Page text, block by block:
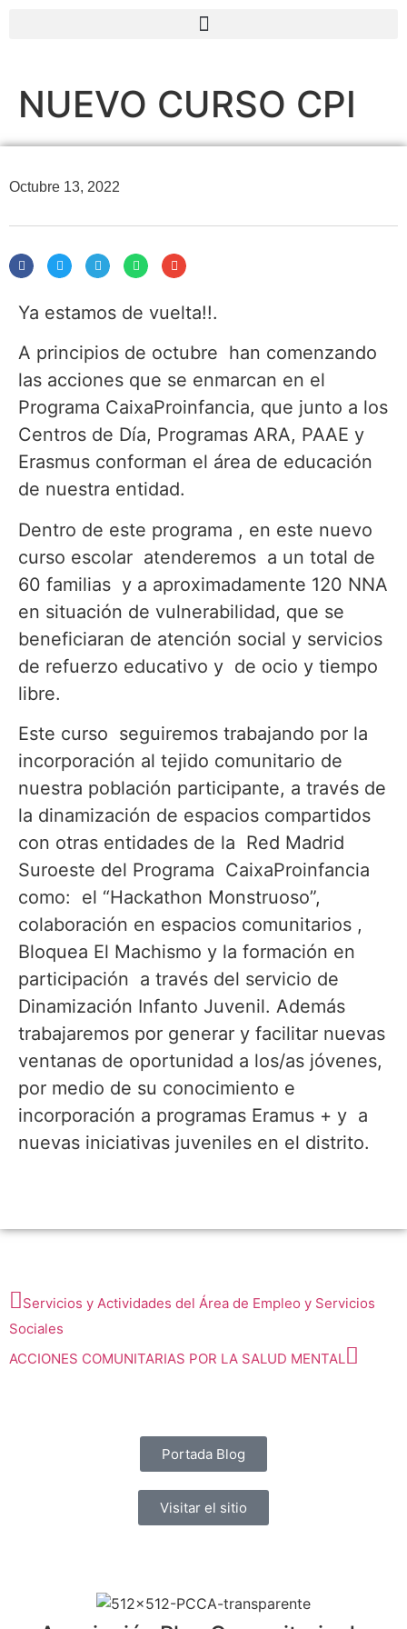
NUEVO CURSO CPI
Octubre 13, 2022
Ya estamos de vuelta!!.
A principios de octubre han comenzando
las acciones que se enmarcan en el
Programa CaixaProinfancia, que junto a los
Centros de Día, Programas ARA, PAAE y
Erasmus conforman el área de educación
de nuestra entidad.
Dentro de este programa , en este nuevo
curso escolar atenderemos a un total de
60 familias y a aproximadamente 120 NNA
en situación de vulnerabilidad, que se
beneficiaran de atención social y servicios
de refuerzo educativo y de ocio y tiempo
libre.
Este curso seguiremos trabajando por la
incorporación al tejido comunitario de
nuestra población participante, a través de
la dinamización de espacios compartidos
con otras entidades de la Red Madrid
Suroeste del Programa CaixaProinfancia
como: el “Hackathon Monstruoso”,
colaboración en espacios comunitarios ,
Bloquea El Machismo y la formación en
participación a través del servicio de
Dinamización Infanto Juvenil. Además
trabajaremos por generar y facilitar nuevas
ventanas de oportunidad a los/as jóvenes,
por medio de su conocimiento e
incorporación a programas Eramus + y a
nuevas iniciativas juveniles en el distrito.
Servicios y Actividades del Área de Empleo y Servicios
Sociales
ACCIONES COMUNITARIAS POR LA SALUD MENTAL
Portada Blog
Visitar el sitio